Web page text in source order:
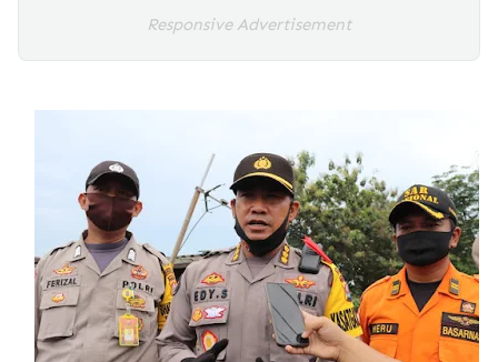
Responsive Advertisement